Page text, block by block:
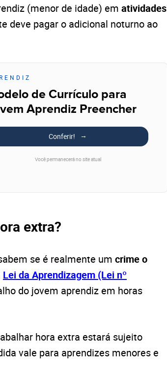
(menor de idade) em atividades
deve pagar o adicional noturno ao
de Currículo para
Aprendiz Preencher
Conferir!
Você permanecerá no site atual
extra?
se é realmente um crime o
Lei da Aprendizagem (Lei nº
do jovem aprendiz em horas
hora extra estará sujeito
vale para aprendizes menores e